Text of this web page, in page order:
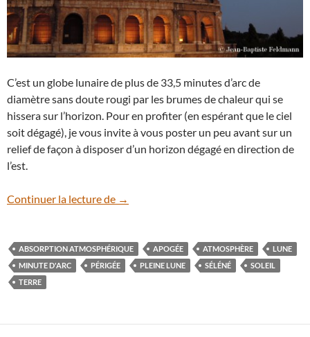
C’est un globe lunaire de plus de 33,5 minutes d’arc de
diamètre sans doute rougi par les brumes de chaleur qui se
hissera sur l’horizon. Pour en profiter (en espérant que le ciel
soit dégagé), je vous invite à vous poster un peu avant sur un
relief de façon à disposer d’un horizon dégagé en direction de
l’est.
Continuer la lecture de Admirez la Super Lune du 10 août
→
ABSORPTION ATMOSPHÉRIQUE APOGÉE ATMOSPHÈRE
LUNE
MINUTE D'ARC
PÉRIGÉE PLEINE LUNE SÉLÉNÉ
SOLEIL
TERRE